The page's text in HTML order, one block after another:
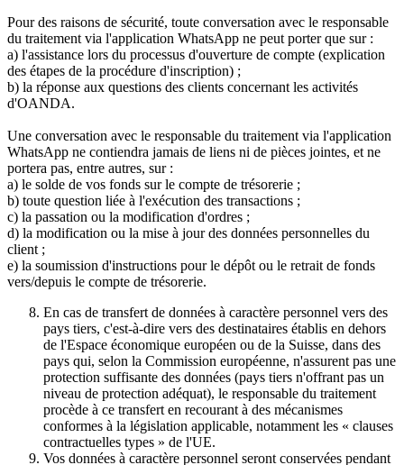
Pour des raisons de sécurité, toute conversation avec le responsable
du traitement via l'application WhatsApp ne peut porter que sur :
a) l'assistance lors du processus d'ouverture de compte (explication
des étapes de la procédure d'inscription) ;
b) la réponse aux questions des clients concernant les activités
d'OANDA.
Une conversation avec le responsable du traitement via l'application
WhatsApp ne contiendra jamais de liens ni de pièces jointes, et ne
portera pas, entre autres, sur :
a) le solde de vos fonds sur le compte de trésorerie ;
b) toute question liée à l'exécution des transactions ;
c) la passation ou la modification d'ordres ;
d) la modification ou la mise à jour des données personnelles du
client ;
e) la soumission d'instructions pour le dépôt ou le retrait de fonds
vers/depuis le compte de trésorerie.
En cas de transfert de données à caractère personnel vers des
pays tiers, c'est-à-dire vers des destinataires établis en dehors
de l'Espace économique européen ou de la Suisse, dans des
pays qui, selon la Commission européenne, n'assurent pas une
protection suffisante des données (pays tiers n'offrant pas un
niveau de protection adéquat), le responsable du traitement
procède à ce transfert en recourant à des mécanismes
conformes à la législation applicable, notamment les « clauses
contractuelles types » de l'UE.
Vos données à caractère personnel seront conservées pendant